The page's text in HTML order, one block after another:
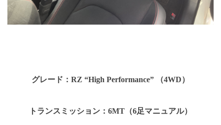
グレード：RZ “High Performance” （4WD）
トランスミッション：6MT（6足マニュアル）